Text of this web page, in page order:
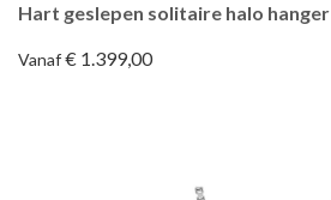
Hart geslepen solitaire halo hanger
Vanaf€ 1.399,00